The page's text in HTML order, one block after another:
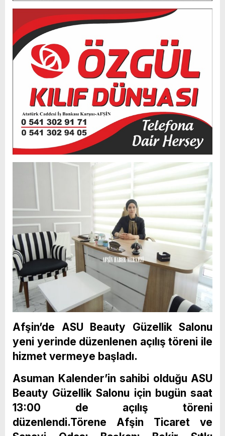
Afşin’de ASU Beauty Güzellik Salonu
yeni yerinde düzenlenen açılış töreni ile
hizmet vermeye başladı.
Asuman Kalender’in sahibi olduğu ASU
Beauty Güzellik Salonu için bugün saat
13:00 de açılış töreni
düzenlendi.Törene Afşin Ticaret ve